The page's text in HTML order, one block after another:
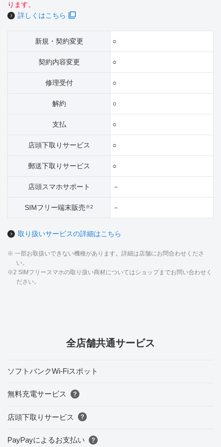
ります。
詳しくはこちら
新規・契約変更 ○
契約内容変更 ○
修理受付 ○
解約 ○
支払 ○
店頭下取りサービス ○
郵送下取りサービス ○
店頭スマホサポート －
SIMフリー端末販売※2 －
取り扱いサービスの詳細はこちら
※ 一部お取扱いできない機種があります。詳細は店舗にお問合わせくださ
い。
※2 SIMフリースマホの取り扱い商材についてはショップまでお問い合わせく
ださい。
全店舗共通サービス
ソフトバンクWi-Fiスポット
無料充電サービス
店頭下取りサービス
PayPayによるお支払い